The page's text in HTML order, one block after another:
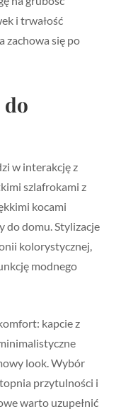
i trwałość
zachowa się po
w interakcję z
szlafrokami z
kocami
do domu. Stylizacje
kolorystycznej,
modnego
kapcie z
look. Wybór
przytulności i
warto uzupełnić